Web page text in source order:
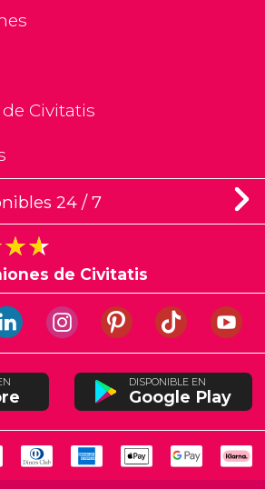
Civitatis
24 / 7
de Civitatis
DISPONIBLE EN
Google Play